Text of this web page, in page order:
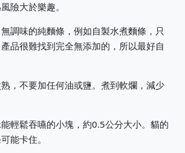
險大於樂趣。
調味的純麵條，例如自製水煮麵條，只
品很難找到完全無添加的，所以最好自
，不要加任何油或鹽。煮到軟爛，減少
輕鬆吞嚥的小塊，約0.5公分大小。貓的
能卡住。